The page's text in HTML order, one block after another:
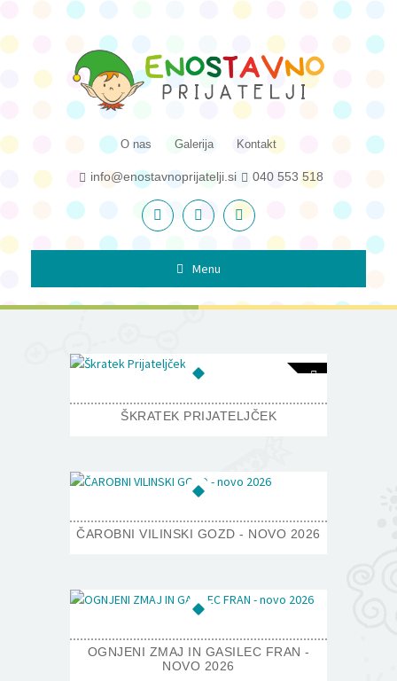
O nas Galerija Kontakt
info@enostavnoprijatelji.si 040 553 518
Menu
ŠKRATEK PRIJATELJČEK
ČAROBNI VILINSKI GOZD - NOVO 2026
OGNJENI ZMAJ IN GASILEC FRAN -
NOVO 2026